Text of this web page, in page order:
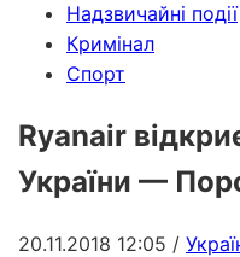
Надзвичайні події
Кримінал
Спорт
Ryanair
України —
20.11.2018 12:05 /